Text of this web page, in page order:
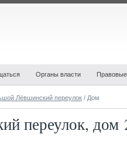
Органы власти
Лёвшинский переулок / Дом
переулок, дом